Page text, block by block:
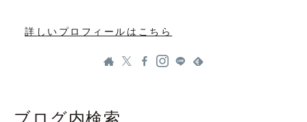
詳しいプロフィールはこちら